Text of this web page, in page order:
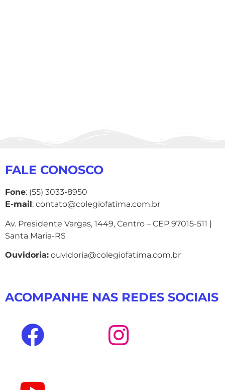
FALE CONOSCO
Fone: (55) 3033-8950
E-mail: contato@colegiofatima.com.br
Av. Presidente Vargas, 1449, Centro – CEP 97015-511 |
Santa Maria-RS
Ouvidoria: ouvidoria@colegiofatima.com.br
ACOMPANHE NAS REDES SOCIAIS